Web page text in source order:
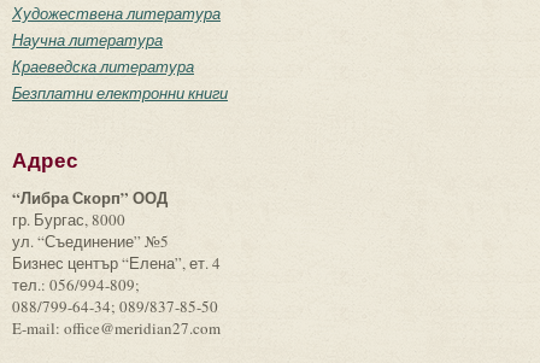
Художествена литература
Научна литература
Краеведска литература
Безплатни електронни книги
Адрес
“Либра Скорп” ООД
гр. Бургас, 8000
ул. “Съединение” №5
Бизнес център “Елена”, ет. 4
тел.: 056/994-809;
088/799-64-34; 089/837-85-50
E-mail: office@meridian27.com